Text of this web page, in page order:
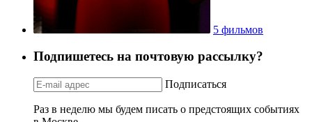
5 фильмов
Подпишетесь на почтовую рассылку?
Подписаться
Раз в неделю мы будем писать о предстоящих событиях